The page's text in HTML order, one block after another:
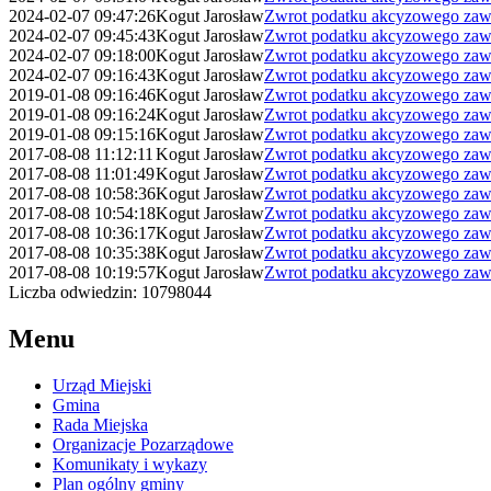
2024-02-07 09:47:26Kogut JarosławZwrot podatku akcyzowego
2024-02-07 09:45:43Kogut JarosławZwrot podatku akcyzowego
2024-02-07 09:18:00Kogut JarosławZwrot podatku akcyzowego
2024-02-07 09:16:43Kogut JarosławZwrot podatku akcyzowego
2019-01-08 09:16:46Kogut JarosławZwrot podatku akcyzowego
2019-01-08 09:16:24Kogut JarosławZwrot podatku akcyzowego
2019-01-08 09:15:16Kogut JarosławZwrot podatku akcyzowego
2017-08-08 11:12:11 Kogut JarosławZwrot podatku akcyzowego
2017-08-08 11:01:49Kogut JarosławZwrot podatku akcyzowego
2017-08-08 10:58:36Kogut JarosławZwrot podatku akcyzowego
2017-08-08 10:54:18Kogut JarosławZwrot podatku akcyzowego
2017-08-08 10:36:17Kogut JarosławZwrot podatku akcyzowego
2017-08-08 10:35:38Kogut JarosławZwrot podatku akcyzowego
2017-08-08 10:19:57Kogut JarosławZwrot podatku akcyzowego
Liczba odwiedzin: 10798044
Menu
Urząd Miejski
Gmina
Rada Miejska
Organizacje Pozarządowe
Komunikaty i wykazy
Plan ogólny gminy